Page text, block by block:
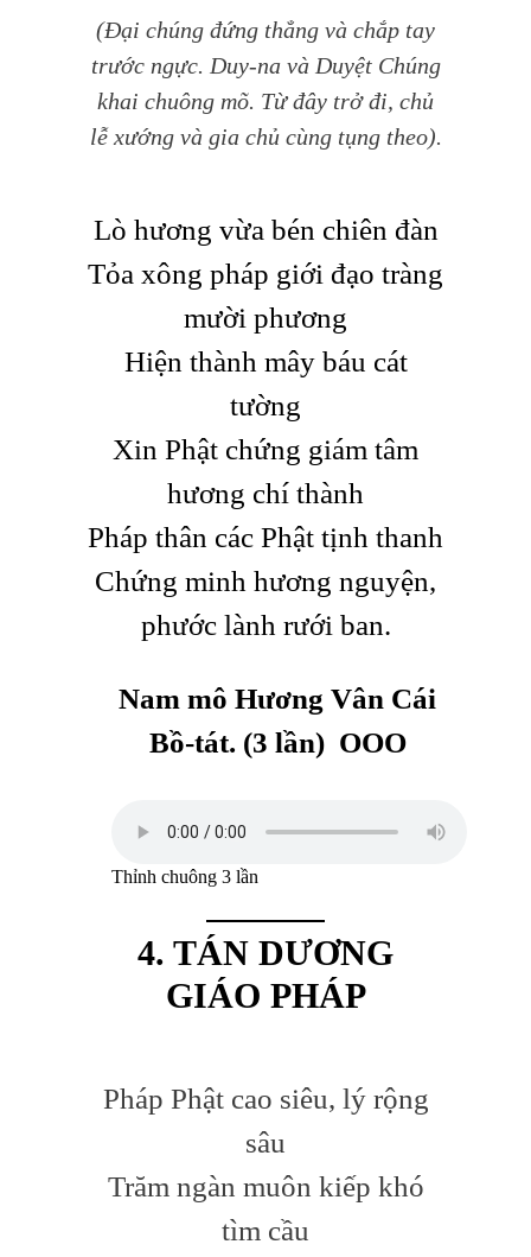
(Đại chúng đứng thẳng và chắp tay
trước ngực. Duy-na và Duyệt Chúng
khai chuông mõ. Từ đây trở đi, chủ
lễ xướng và gia chủ cùng tụng theo).
Lò hương vừa bén chiên đàn
Tỏa xông pháp giới đạo tràng
mười phương
Hiện thành mây báu cát
tường
Xin Phật chứng giám tâm
hương chí thành
Pháp thân các Phật tịnh thanh
Chứng minh hương nguyện,
phước lành rưới ban.
Nam mô Hương Vân Cái
Bồ-tát. (3 lần) OOO
Thỉnh chuông 3 lần
4. TÁN DƯƠNG
GIÁO PHÁP
Pháp Phật cao siêu, lý rộng
sâu
Trăm ngàn muôn kiếp khó
tìm cầu